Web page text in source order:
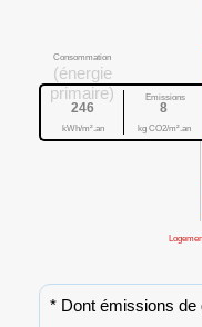
Consommation
(énergie
primaire)
Emissions
246
kWh/m².an
8
kg CO2/m².an
* Dont émissions de